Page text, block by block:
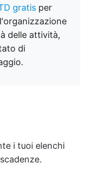
gratis per
delle attività,
di
i tuoi elenchi